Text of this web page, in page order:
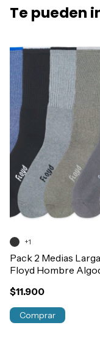
Te pueden
Pack 2 Medias
Floyd Hombre
Art.1408
$11.900
+1
Comprar